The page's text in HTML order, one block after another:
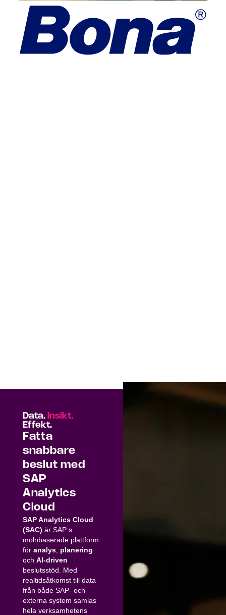
Data. Insikt.
Effekt.
Fatta
snabbare
beslut med
SAP
Analytics
Cloud
SAP Analytics Cloud
(SAC) är SAP:s
molnbaserade plattform
för analys, planering
och AI-driven
beslutsstöd. Med
realtidsåtkomst till data
från både SAP- och
externa system samlas
hela verksamhetens